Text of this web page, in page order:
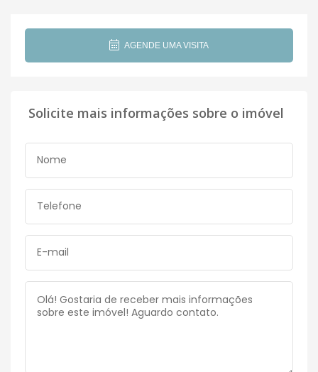
AGENDE UMA VISITA
Solicite mais informações sobre o imóvel